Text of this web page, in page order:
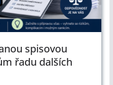
spisovou
řadu dalších